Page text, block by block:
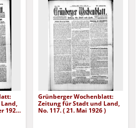
1926
Grünberger Wochenblatt:
Zeitung für Stadt und Land,
No. 117. ( 21. Mai 1926 )